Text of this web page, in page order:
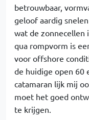
betrouwbaar,
geloof aardig
wat de zonnecellen
qua rompvorm is
voor offshore
de huidige open 60
catamaran lijk mij
moet het goed
te krijgen.